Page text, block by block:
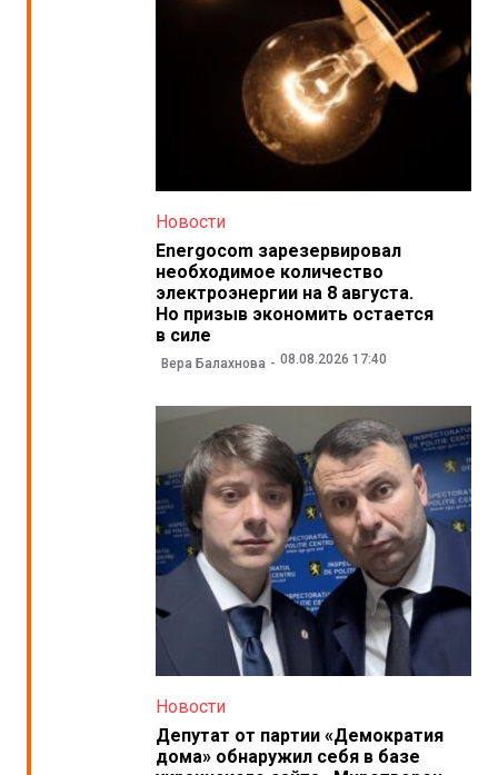
Новости
Energocom зарезервировал
необходимое количество
электроэнергии на 8 августа.
Но призыв экономить остается
в силе
Вера Балахнова 08.08.2026 17:40
Новости
Депутат от партии «Демократия
дома» обнаружил себя в базе